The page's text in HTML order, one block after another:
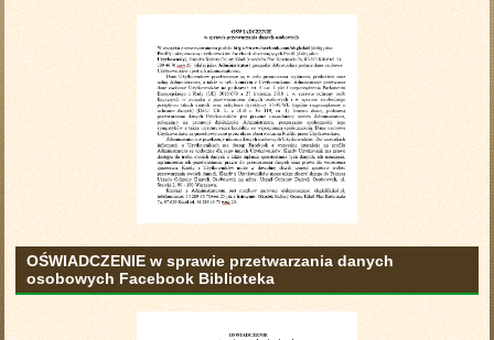
OŚWIADCZENIE w sprawie przetwarzania danych
osobowych Facebook Biblioteka